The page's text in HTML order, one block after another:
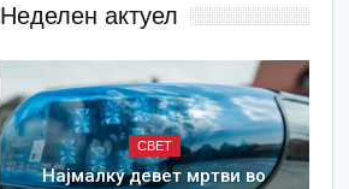
Неделен актуел
СВЕТ
Најмалку девет мртви во